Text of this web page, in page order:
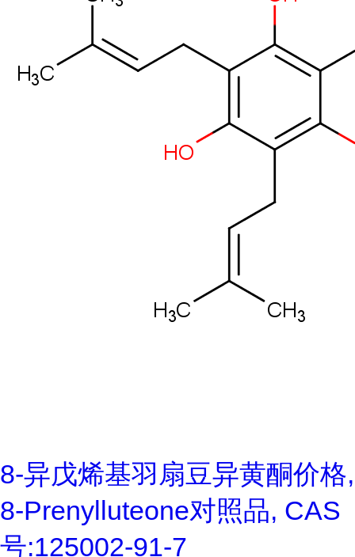
8-异戊烯基羽扇豆异黄酮价格,
8-Prenylluteone对照品, CAS
号:125002-91-7